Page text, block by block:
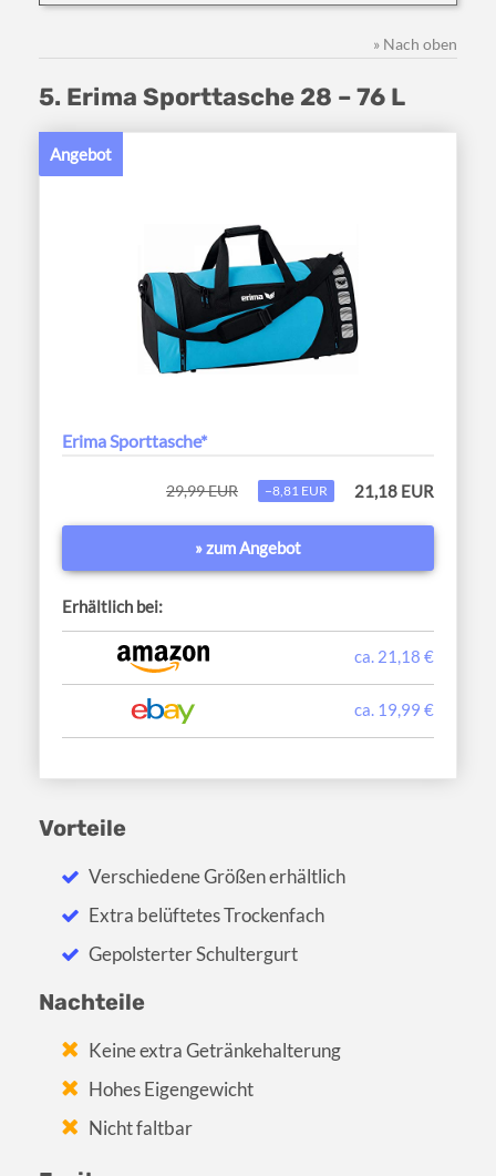
» Nach oben
5. Erima Sporttasche 28 – 76 L
Angebot
Erima Sporttasche*
29,99 EUR −8,81 EUR 21,18 EUR
» zum Angebot
Erhältlich bei:
ca. 21,18 €
ca. 19,99 €
Vorteile
Verschiedene Größen erhältlich
Extra belüftetes Trockenfach
Gepolsterter Schultergurt
Nachteile
Keine extra Getränkehalterung
Hohes Eigengewicht
Nicht faltbar